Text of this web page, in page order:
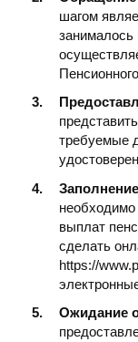
шагом
требуемые
необходимо
выплат
сделать
https://
Ожидание